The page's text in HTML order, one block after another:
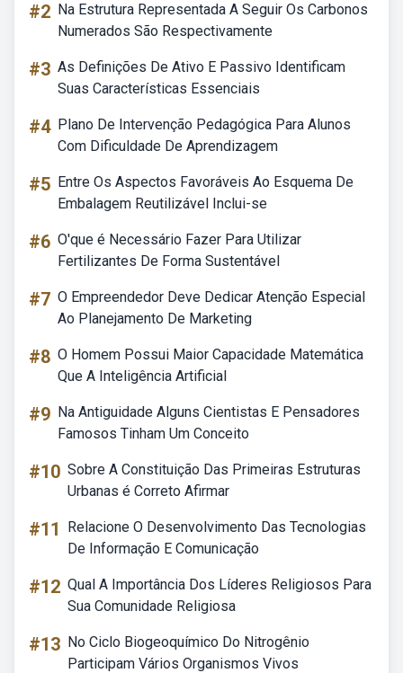
#2 Na Estrutura Representada A Seguir Os Carbonos
Numerados São Respectivamente
#3 As Definições De Ativo E Passivo Identificam
Suas Características Essenciais
#4 Plano De Intervenção Pedagógica Para Alunos
Com Dificuldade De Aprendizagem
#5 Entre Os Aspectos Favoráveis Ao Esquema De
Embalagem Reutilizável Inclui-se
#6 O'que é Necessário Fazer Para Utilizar
Fertilizantes De Forma Sustentável
#7 O Empreendedor Deve Dedicar Atenção Especial
Ao Planejamento De Marketing
#8 O Homem Possui Maior Capacidade Matemática
Que A Inteligência Artificial
#9 Na Antiguidade Alguns Cientistas E Pensadores
Famosos Tinham Um Conceito
#10 Sobre A Constituição Das Primeiras Estruturas
Urbanas é Correto Afirmar
#11
Relacione O Desenvolvimento Das Tecnologias
De Informação E Comunicação
#12 Qual A Importância Dos Líderes Religiosos Para
Sua Comunidade Religiosa
#13 No Ciclo Biogeoquímico Do Nitrogênio
Participam Vários Organismos Vivos